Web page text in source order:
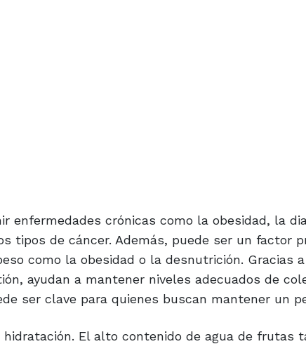
enfermedades crónicas como la obesidad, la
tipos de cáncer. Además, puede ser un factor
como la obesidad o la desnutrición. Gracias
ayudan a mantener niveles adecuados de
ser clave para quienes buscan mantener un
El alto contenido de agua de frutas